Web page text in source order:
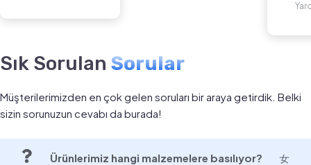
Sık Sorulan Sorular
Müşterilerimizden en çok gelen soruları bir araya getirdik. Belki
sizin sorunuzun cevabı da burada!
Ürünlerimiz hangi malzemelere basılıyor?